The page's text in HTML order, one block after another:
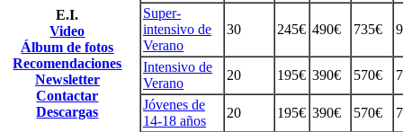
E.I.
Video
Álbum de fotos
Recomendaciones
Newsletter
Contactar
Descargas
Super-
intensivo de
Verano
30 245€ 490€ 735€
Intensivo de
Verano
20 195€ 390€ 570€
Jóvenes de
14-18 años
20 195€ 390€ 570€